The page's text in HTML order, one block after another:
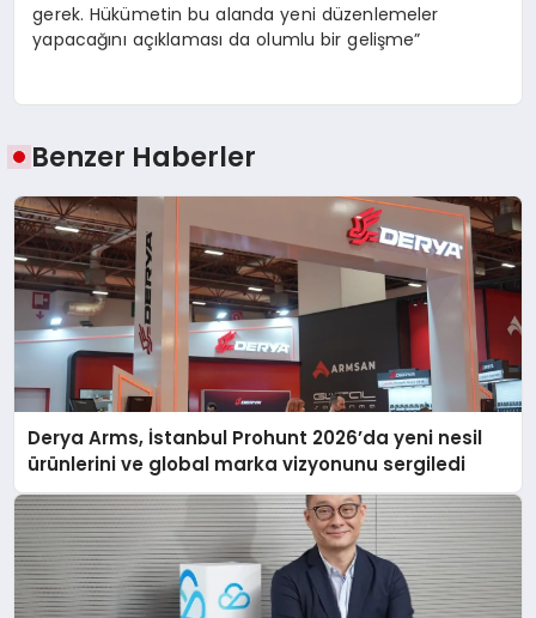
gerek. Hükümetin bu alanda yeni düzenlemeler
yapacağını açıklaması da olumlu bir gelişme”
Benzer Haberler
Derya Arms, İstanbul Prohunt 2026’da yeni nesil
ürünlerini ve global marka vizyonunu sergiledi